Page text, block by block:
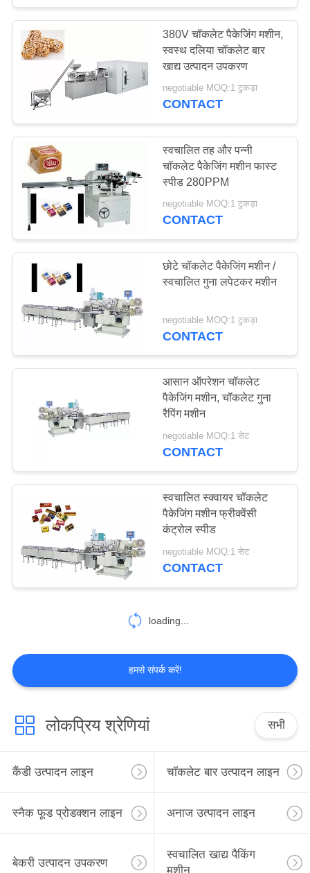
380V चॉकलेट पैकेजिंग मशीन,
स्वस्थ दलिया चॉकलेट बार
खाद्य उत्पादन उपकरण
negotiable MOQ:1 टुकड़ा
CONTACT
स्वचालित तह और पन्नी
चॉकलेट पैकेजिंग मशीन फास्ट
स्पीड 280PPM
negotiable MOQ:1 टुकड़ा
CONTACT
छोटे चॉकलेट पैकेजिंग मशीन /
स्वचालित गुना लपेटकर मशीन
negotiable MOQ:1 टुकड़ा
CONTACT
आसान ऑपरेशन चॉकलेट
पैकेजिंग मशीन, चॉकलेट गुना
रैपिंग मशीन
negotiable MOQ:1 सेट
CONTACT
स्वचालित स्क्वायर चॉकलेट
पैकेजिंग मशीन फ्रीक्वेंसी
कंट्रोल स्पीड
negotiable MOQ:1 सेट
CONTACT
loading...
हमसे संपर्क करें!
लोकप्रिय श्रेणियां सभी
कैंडी उत्पादन लाइन चॉकलेट बार उत्पादन लाइन
स्नैक फूड प्रोडक्शन लाइन अनाज उत्पादन लाइन
बेकरी उत्पादन उपकरण
स्वचालित खाद्य पैकिंग